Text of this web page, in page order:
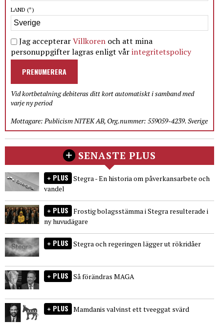
LAND (*)
Jag accepterarVillkoren och att mina
personuppgifter lagras enligt vårintegritetspolicy
PRENUMERERA
Vid kortbetalning debiteras ditt kort automatiskt i samband med
varje ny period
Mottagare: Publicism NITEK AB, Org.nummer: 559059-4239. Sverige
SENASTE PLUS
PLUS Stegra - En historia om påverkansarbete och
vandel
PLUS Frostig bolagsstämma i Stegra resulterade i
ny huvudägare
PLUS Stegra och regeringen lägger ut rökridåer
PLUS Så förändras MAGA
PLUS Mamdanis valvinst ett tveeggat svärd